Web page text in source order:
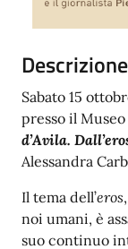
Descrizione
Sabato 15
presso il
d’Avila.
Alessandra
Il tema dell’eros
noi umani, è
suo continuo